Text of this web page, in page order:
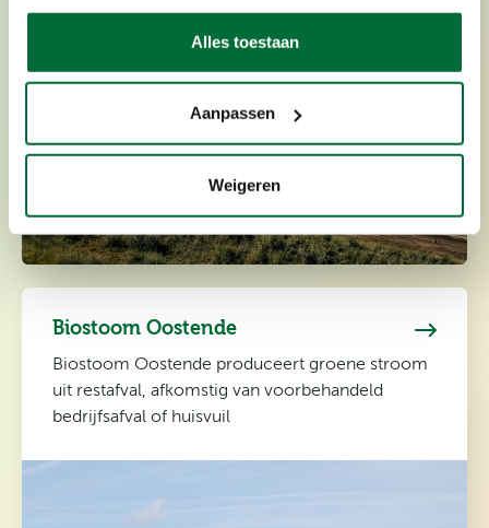
Alles toestaan
Aanpassen
Weigeren
Biostoom Oostende
Biostoom Oostende produceert groene stroom
uit restafval, afkomstig van voorbehandeld
bedrijfsafval of huisvuil